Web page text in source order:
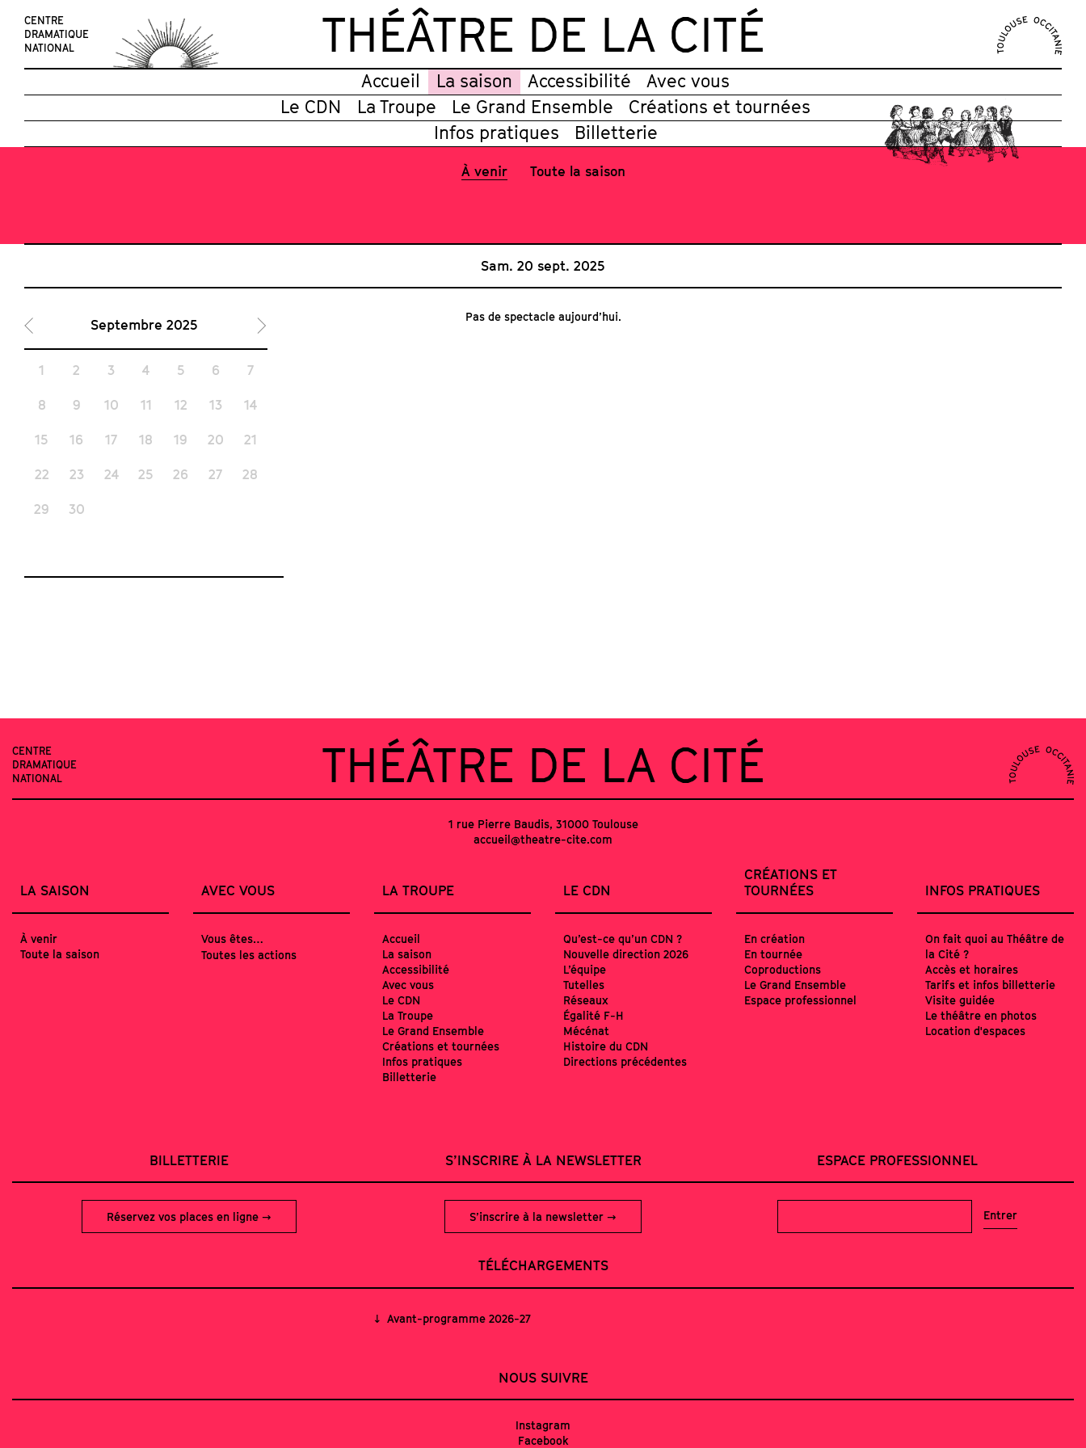
THÉÂTRE DE LA CITÉ
CENTRE
DRAMATIQUE
NATIONAL
Accueil La saison Accessibilité
Avec vous
Le CDN
La Troupe Le Grand Ensemble
Créations et tournées
Infos pratiques
Billetterie
À venir Toute la saison
Sam. 20 sept. 2025
Septembre 2025
1 2 3 4 5 6 7
8 9 10 11 12 13 14
15 16 17 18 19 20 21
22 23 24 25 26 27 28
29 30
Pas de spectacle aujourd’hui.
THÉÂTRE DE LA CITÉ
CENTRE
DRAMATIQUE
NATIONAL
1 rue Pierre Baudis, 31000 Toulouse
accueil@theatre-cite.com
LA SAISON AVEC VOUS LA TROUPE LE CDN
CRÉATIONS ET
TOURNÉES
INFOS PRATIQUES
À venir
Toute la saison
Vous êtes…
Toutes les actions
Accueil
La saison
Accessibilité
Avec vous
Le CDN
La Troupe
Le Grand Ensemble
Créations et tournées
Infos pratiques
Billetterie
Qu’est-ce qu’un CDN ?
Nouvelle direction 2026
L’équipe
Tutelles
Réseaux
Égalité F-H
Mécénat
Histoire du CDN
Directions précédentes
En création
En tournée
Coproductions
Le Grand Ensemble
Espace professionnel
On fait quoi au Théâtre de
la Cité ?
Accès et horaires
Tarifs et infos billetterie
Visite guidée
Le théâtre en photos
Location d'espaces
BILLETTERIE
Réservez vos places en ligne
S’INSCRIRE À LA NEWSLETTER
S’inscrire à la newsletter
ESPACE PROFESSIONNEL
TÉLÉCHARGEMENTS
Avant-programme 2026-27
NOUS SUIVRE
Instagram
Facebook